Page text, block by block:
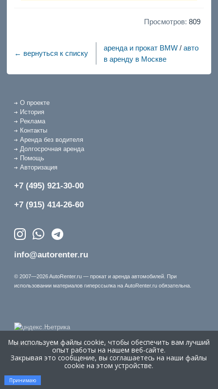
Просмотров: 809
← вернуться к списку
аренда и прокат BMW /авто
в аренду в Москве
О проекте
История
Реклама
Контакты
Аренда без водителя
Долгосрочная аренда
Помощь
Авторизация
+7 (495) 921-30-00
+7 (915) 414-26-60
info@autorenter.ru
© 2007—2026 AutoRenter.ru — прокат и аренда автомобилей. При
использовании материалов гиперссылка на AutoRenter.ru обязательна.
Время генерации страницы: 1.129 сек.
Мы используем файлы cookie, чтобы обеспечить вам лучший
опыт работы на нашем веб-сайте.
Закрывая это сообщение, вы соглашаетесь на наши файлы
cookie на этом устройстве.
Принимаю